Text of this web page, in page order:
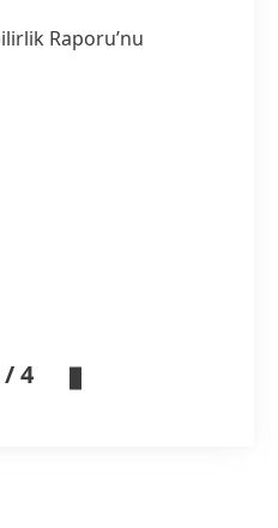
Raporu’nu
/ 4